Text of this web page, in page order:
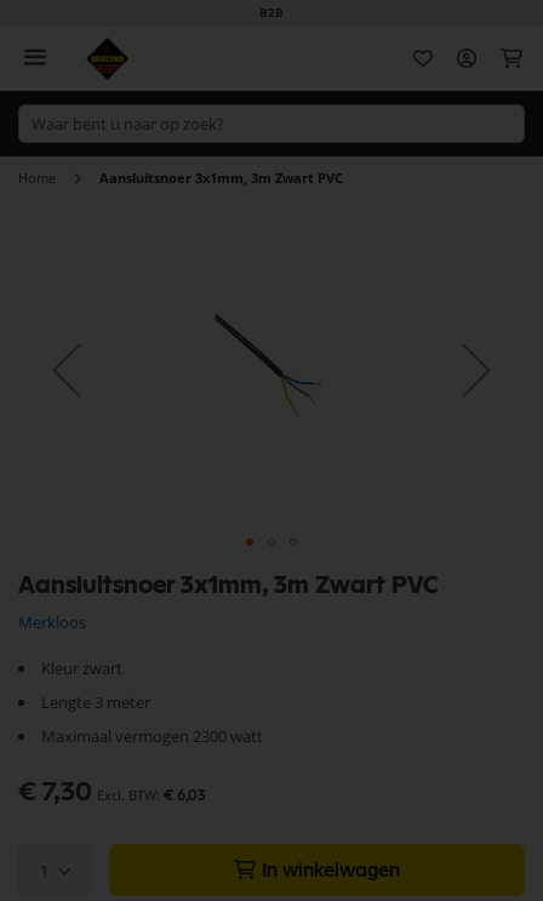
B2B
Home Aansluitsnoer 3x1mm, 3m Zwart PVC
Aansluitsnoer 3x1mm, 3m Zwart PVC
Merkloos
Kleur zwart
Lengte 3 meter
Maximaal vermogen 2300 watt
€ 7,30 € 6,03
1 In winkelwagen
naar
het
begin
de
afbeeldingen-